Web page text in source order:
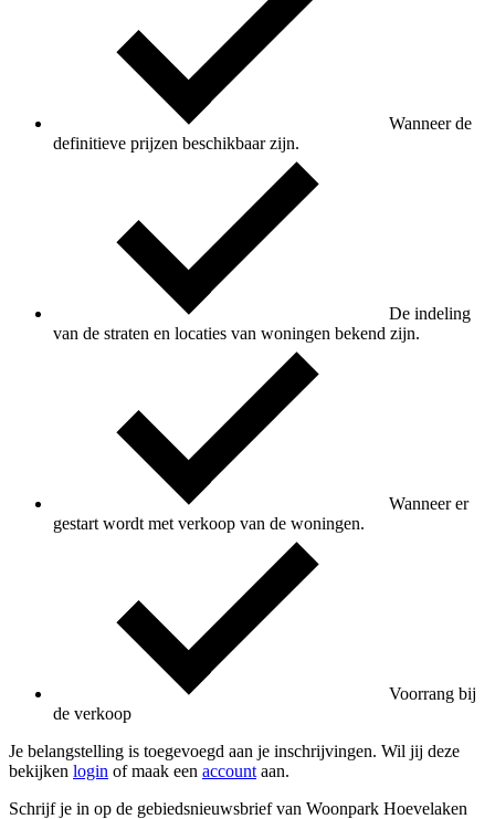
Wanneer de
definitieve prijzen beschikbaar zijn.
De indeling
van de straten en locaties van woningen bekend zijn.
Wanneer er
gestart wordt met verkoop van de woningen.
Voorrang bij
de verkoop
Je belangstelling is toegevoegd aan je inschrijvingen. Wil jij deze
bekijken login of maak een account aan.
Schrijf je in op de gebiedsnieuwsbrief van Woonpark Hoevelaken